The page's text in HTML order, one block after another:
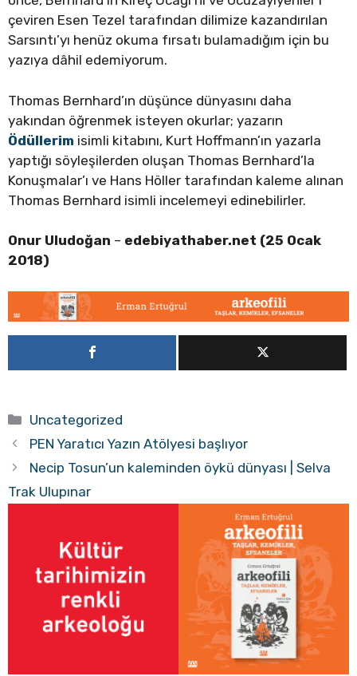
çeviren Esen Tezel tarafından dilimize kazandırılan
Sarsıntı’yı henüz okuma fırsatı bulamadığım için bu
yazıya dâhil edemiyorum.
Thomas Bernhard’ın düşünce dünyasını daha
yakından öğrenmek isteyen okurlar; yazarın
Ödüllerim isimli kitabını, Kurt Hoffmann’ın yazarla
yaptığı söyleşilerden oluşan Thomas Bernhard’la
Konuşmalar’ı ve Hans Höller tarafından kaleme alınan
Thomas Bernhard isimli incelemeyi edinebilirler.
Onur Uludoğan – edebiyathaber.net (25 Ocak
2018)
Kategoriler
Uncategorized
PEN Yaratıcı Yazın Atölyesi başlıyor
Necip Tosun’un kaleminden öykü dünyası | Selva
Trak Ulupınar